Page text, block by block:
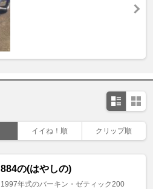
イイね！順 クリップ順
884の(はやしの)
1997年式のバーキン・ゼティック200